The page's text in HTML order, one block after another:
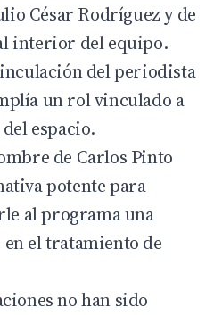
César Rodríguez y de
interior del equipo.
del periodista
un rol vinculado a
espacio.
de Carlos Pinto
potente para
al programa una
el tratamiento de
no han sido